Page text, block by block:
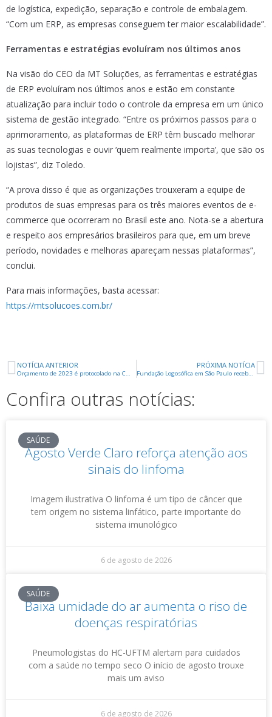
de logística, expedição, separação e controle de embalagem.
“Com um ERP, as empresas conseguem ter maior escalabilidade”.
Ferramentas e estratégias evoluíram nos últimos anos
Na visão do CEO da MT Soluções, as ferramentas e estratégias
de ERP evoluíram nos últimos anos e estão em constante
atualização para incluir todo o controle da empresa em um único
sistema de gestão integrado. “Entre os próximos passos para o
aprimoramento, as plataformas de ERP têm buscado melhorar
as suas tecnologias e ouvir ‘quem realmente importa’, que são os
lojistas”, diz Toledo.
“A prova disso é que as organizações trouxeram a equipe de
produtos de suas empresas para os três maiores eventos de e-
commerce que ocorreram no Brasil este ano. Nota-se a abertura
e respeito aos empresários brasileiros para que, em um breve
período, novidades e melhoras apareçam nessas plataformas”,
conclui.
Para mais informações, basta acessar:
https://mtsolucoes.com.br/
NOTÍCIA ANTERIOR
Orçamento de 2023 é protocolado na CMU com valor de R$ 2,270 bilhões
PRÓXIMA NOTÍCIA
Fundação Logosófica em São Paulo recebe certificado de instituição cultural
Confira outras notícias:
SAÚDE
Agosto Verde Claro reforça atenção aos
sinais do linfoma
Imagem ilustrativa O linfoma é um tipo de câncer que
tem origem no sistema linfático, parte importante do
sistema imunológico
6 de agosto de 2026
SAÚDE
Baixa umidade do ar aumenta o riso de
doenças respiratórias
Pneumologistas do HC-UFTM alertam para cuidados
com a saúde no tempo seco O início de agosto trouxe
mais um aviso
6 de agosto de 2026